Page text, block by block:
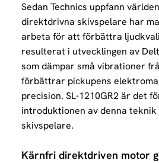
Sedan Technics uppfann
direktdrivna skivspelare har
arbeta för att förbättra
resulterat i utvecklingen av
som dämpar små vibrationer
förbättrar pickupens
precision. SL-1210GR2 är det
introduktionen av denna
skivspelare.
Kärnfri direktdriven motor